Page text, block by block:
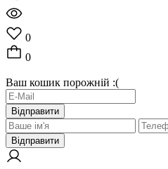
0
0
Ваш кошик порожній :(
Відправити
Відправити